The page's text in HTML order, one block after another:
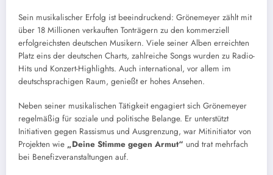
Sein musikalischer Erfolg ist beeindruckend: Grönemeyer zählt mit
über 18 Millionen verkauften Tonträgern zu den kommerziell
erfolgreichsten deutschen Musikern. Viele seiner Alben erreichten
Platz eins der deutschen Charts, zahlreiche Songs wurden zu Radio-
Hits und Konzert-Highlights. Auch international, vor allem im
deutschsprachigen Raum, genießt er hohes Ansehen.
Neben seiner musikalischen Tätigkeit engagiert sich Grönemeyer
regelmäßig für soziale und politische Belange. Er unterstützt
Initiativen gegen Rassismus und Ausgrenzung, war Mitinitiator von
Projekten wie „Deine Stimme gegen Armut“ und trat mehrfach
bei Benefizveranstaltungen auf.